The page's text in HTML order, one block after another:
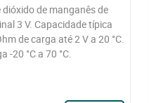
de manganês de
3 V. Capacidade típica
de carga até 2 V a 20 °C.
-20 °C a 70 °C.